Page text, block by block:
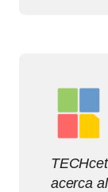
acerca